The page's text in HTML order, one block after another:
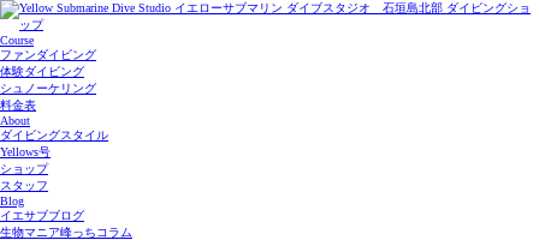
Course
ファンダイビング
体験ダイビング
シュノーケリング
料金表
About
ダイビングスタイル
Yellows号
ショップ
スタッフ
Blog
イエサブブログ
生物マニア峰っちコラム